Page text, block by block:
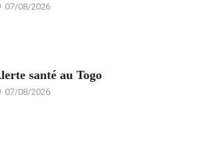
07/08/2026
santé au Togo
07/08/2026